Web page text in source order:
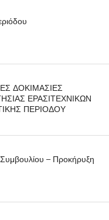
ΔΟΚΙΜΑΣΙΕΣ
ΕΡΑΣΙΤΕΧΝΙΚΩΝ
ΠΕΡΙΟΔΟΥ
Συμβουλίου – Προκήρυξη